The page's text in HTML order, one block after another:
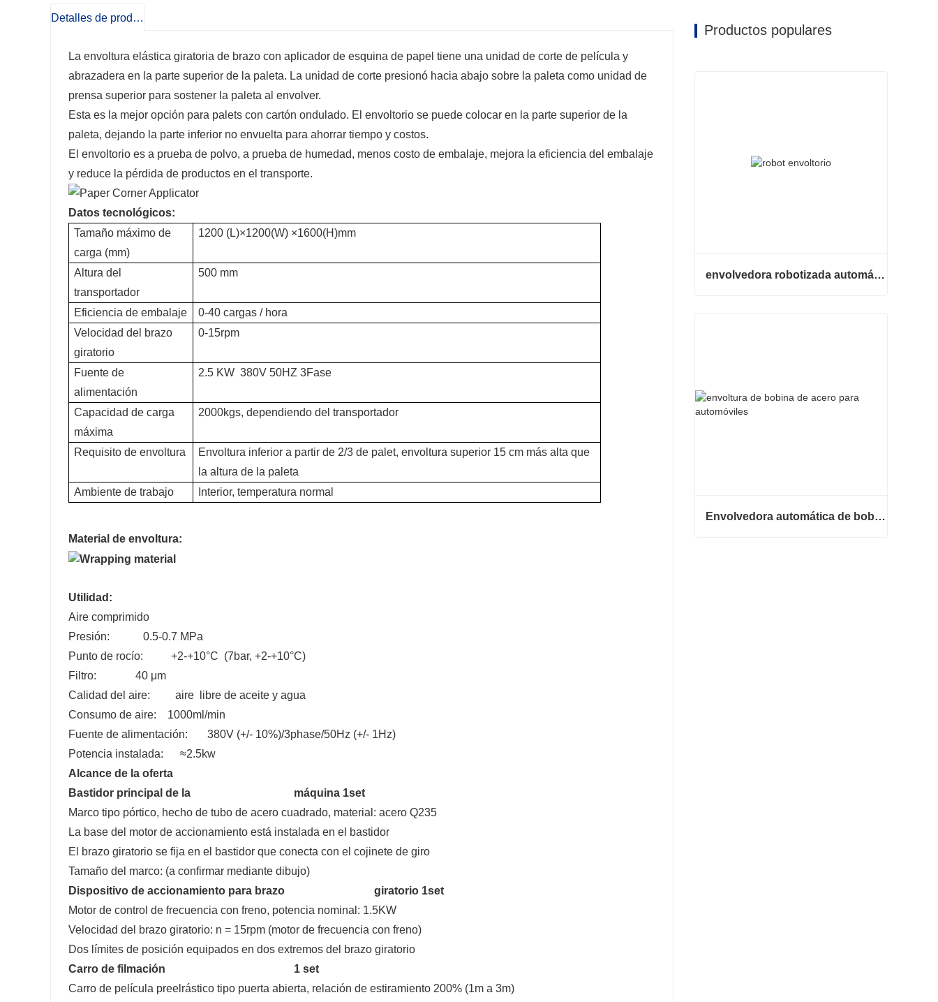
Detalles de producto
La envoltura elástica giratoria de brazo con aplicador de esquina de papel tiene una unidad de corte de película y
abrazadera en la parte superior de la paleta. La unidad de corte presionó hacia abajo sobre la paleta como unidad de
prensa superior para sostener la paleta al envolver.
Esta es la mejor opción para palets con cartón ondulado. El envoltorio se puede colocar en la parte superior de la
paleta, dejando la parte inferior no envuelta para ahorrar tiempo y costos.
El envoltorio es a prueba de polvo, a prueba de humedad, menos costo de embalaje, mejora la eficiencia del embalaje
y reduce la pérdida de productos en el transporte.
Datos tecnológicos:
Tamaño máximo de
carga (mm)
1200 (L)×1200(W) ×1600(H)mm
Altura del
transportador
500 mm
Eficiencia de embalaje
0-40 cargas / hora
Velocidad del brazo
giratorio
0-15rpm
Fuente de
alimentación
2.5 KW 380V 50HZ 3Fase
Capacidad de carga
máxima
2000kgs, dependiendo del transportador
Requisito de envoltura
Envoltura inferior a partir de 2/3 de palet, envoltura superior 15 cm más alta que
la altura de la paleta
Ambiente de trabajo
Interior, temperatura normal
Material de envoltura:
Utilidad:
Aire comprimido
Presión: 0.5-0.7 MPa
Punto de rocío: +2-+10°C (7bar, +2-+10°C)
Filtro: 40 μm
Calidad del aire: aire libre de aceite y agua
Consumo de aire: 1000ml/min
Fuente de alimentación: 380V (+/- 10%)/3phase/50Hz (+/- 1Hz)
Potencia instalada: ≈2.5kw
Alcance de la oferta
Bastidor principal de la máquina 1set
Marco tipo pórtico, hecho de tubo de acero cuadrado, material: acero Q235
La base del motor de accionamiento está instalada en el bastidor
El brazo giratorio se fija en el bastidor que conecta con el cojinete de giro
Tamaño del marco: (a confirmar mediante dibujo)
Dispositivo de accionamiento para brazo
giratorio 1set
Motor de control de frecuencia con freno, potencia nominal: 1.5KW
Velocidad del brazo giratorio: n = 15rpm (motor de frecuencia con freno)
Dos límites de posición equipados en dos extremos del brazo giratorio
Carro de filmación
1 set
Carro de película preelrástico tipo puerta abierta, relación de estiramiento 200% (1m a 3m)
Productos populares
envolvedora robotizada automática
Envolvedora automática de bobinas de acero